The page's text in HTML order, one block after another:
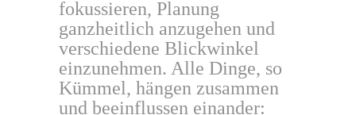
fokussieren, Planung
ganzheitlich anzugehen und
verschiedene Blickwinkel
einzunehmen. Alle Dinge, so
Kümmel, hängen zusammen
und beeinflussen einander: